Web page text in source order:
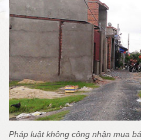
Pháp luật không công nhận mua